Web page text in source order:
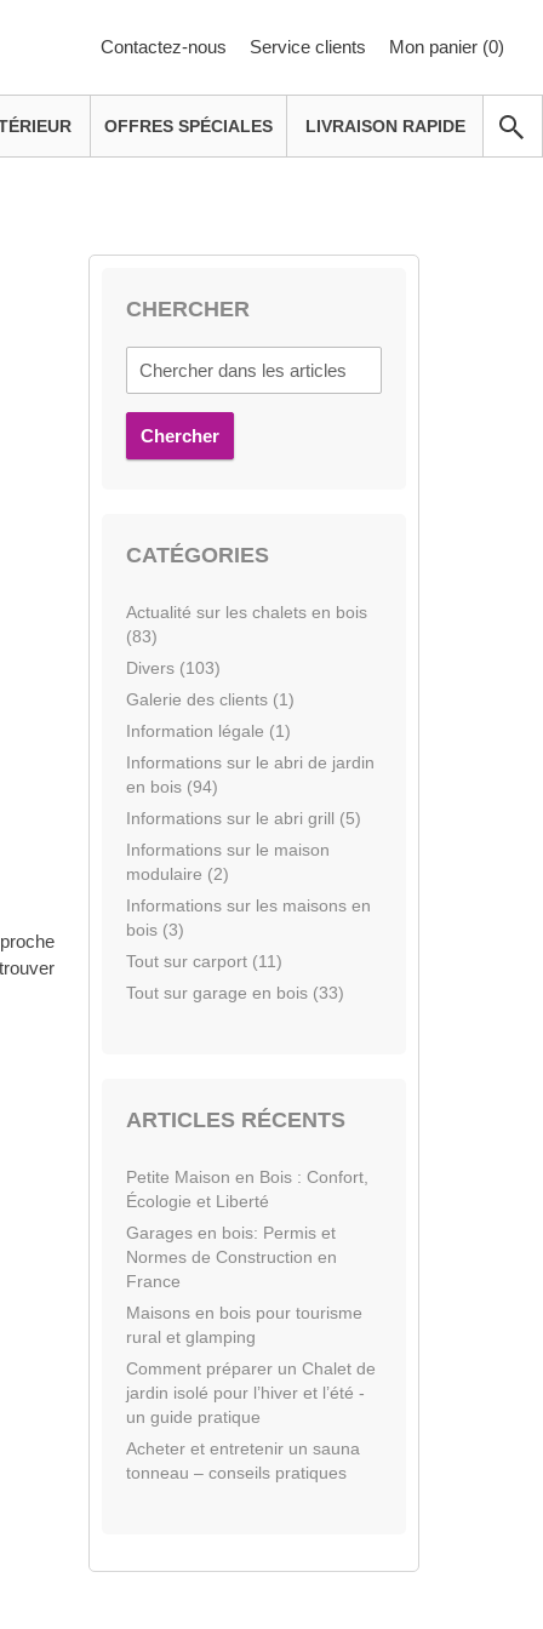
Contactez-nous Service clients Mon panier (0)
OFFRES SPÉCIALES LIVRAISON RAPIDE
CHERCHER
Chercher
CATÉGORIES
Actualité sur les chalets en bois
(83)
Divers (103)
Galerie des clients (1)
Information légale (1)
Informations sur le abri de jardin
en bois (94)
Informations sur le abri grill (5)
Informations sur le maison
modulaire (2)
Informations sur les maisons en
bois (3)
Tout sur carport (11)
Tout sur garage en bois (33)
ARTICLES RÉCENTS
Petite Maison en Bois : Confort,
Écologie et Liberté
Garages en bois: Permis et
Normes de Construction en
France
Maisons en bois pour tourisme
rural et glamping
Comment préparer un Chalet de
jardin isolé pour l’hiver et l’été -
un guide pratique
Acheter et entretenir un sauna
tonneau – conseils pratiques